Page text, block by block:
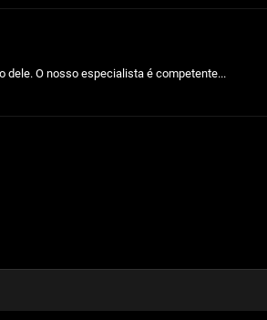
O nosso especialista é competente...